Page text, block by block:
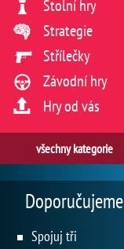
Stolní hry
Strategie
Střílečky
Závodní hry
Hry od vás
všechny kategorie
Doporučujeme
Spojuj tři